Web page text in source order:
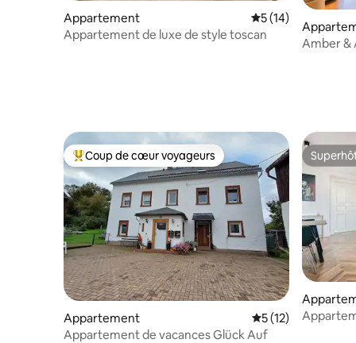
Appartement Évaluation
5 (14)
Appartement de luxe de style toscan
Amber &
Coups de cœur voyageurs les plus appréciés
Coup de cœur voyageurs
Appartement Évaluation
5 (12)
Appartement de vacances Glück Auf